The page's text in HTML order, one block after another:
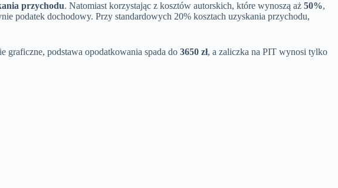
przychodu. Natomiast korzystając z kosztów autorskich, które wynoszą aż 50%,
podatek dochodowy. Przy standardowych 20% kosztach uzyskania przychodu,
graficzne, podstawa opodatkowania spada do 3650 zł, a zaliczka na PIT wynosi tylko